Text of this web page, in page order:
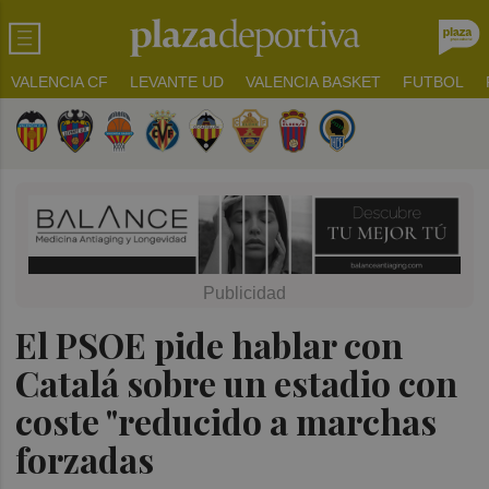
VALENCIA CF LEVANTE UD VALENCIA BASKET FUTBOL
El PSOE pide hablar con
Catalá sobre un estadio con
coste "reducido a marchas
forzadas